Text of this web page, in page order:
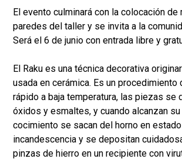
El evento culminará con la colocación de
paredes del taller y se invita a la
Será el 6 de junio con entrada libre y
El Raku es una técnica decorativa
usada en cerámica. Es un procedimiento
rápido a baja temperatura, las piezas se
óxidos y esmaltes, y cuando alcanzan
cocimiento se sacan del horno en
incandescencia y se depositan
pinzas de hierro en un recipiente con